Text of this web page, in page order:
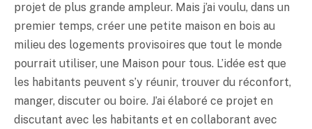
projet de plus grande ampleur. Mais j’ai voulu, dans un
premier temps, créer une petite maison en bois au
milieu des logements provisoires que tout le monde
pourrait utiliser, une Maison pour tous. L’idée est que
les habitants peuvent s’y réunir, trouver du réconfort,
manger, discuter ou boire. J’ai élaboré ce projet en
discutant avec les habitants et en collaborant avec